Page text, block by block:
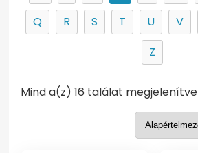
Q
R S T U V
Z
Mind a(z) 16 találat megjelenítve